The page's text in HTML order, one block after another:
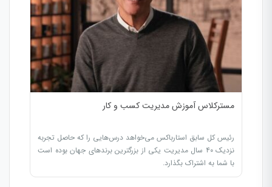
مسترکلاس آموزش مدیریت کسب و کار
رئیس کل سابق استارباکس می‌خواهد درس‌هایی را که حاصل تجربه
نزدیک ۴۰ سال مدیریت یکی از بزرگترین برندهای جهان بوده است
با شما به اشتراک بگذارد.